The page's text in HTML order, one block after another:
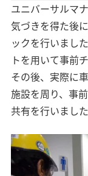
ユニバーサルマ
気づきを得た後
ックを行いまし
トを用いて事前
その後、実際に
施設を周り、事
共有を行いました